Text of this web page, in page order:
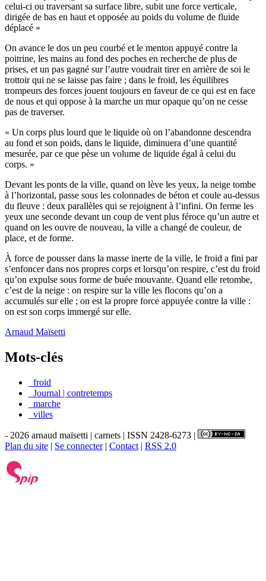
celui-ci ou traversant sa surface libre, subit une force verticale,
dirigée de bas en haut et opposée au poids du volume de fluide
déplacé »
On avance le dos un peu courbé et le menton appuyé contre la
poitrine, les mains au fond des poches en recherche de plus de
prises, et un pas gagné sur l’autre voudrait tirer en arrière de soi le
trottoir qui ne se laisse pas faire ; dans le froid, les équilibres
trompeurs des forces jouent toujours en faveur de ce qui est en face
de nous et qui oppose à la marche un mur opaque qu’on ne cesse
pas de traverser.
« Un corps plus lourd que le liquide où on l’abandonne descendra
au fond et son poids, dans le liquide, diminuera d’une quantité
mesurée, par ce que pèse un volume de liquide égal à celui du
corps. »
Devant les ponts de la ville, quand on lève les yeux, la neige tombe
à l’horizontal, passe sous les colonnades de béton et coule au-dessus
du fleuve : deux parallèles qui se rejoignent à l’infini. On ferme les
yeux une seconde devant un coup de vent plus féroce qu’un autre et
quand on les ouvre de nouveau, la ville a changé de couleur, de
place, et de forme.
À force de pousser dans la masse inerte de la ville, le froid a fini par
s’enfoncer dans nos propres corps et lorsqu’on respire, c’est du froid
qu’on expulse sous forme de buée mouvante. Quand elle retombe,
c’est de la neige : on respire sur la ville les flocons qu’on a
accumulés sur elle ; on est la propre force appuyée contre la ville :
on est son corps immergé sur elle.
Arnaud Maïsetti
Mots-clés
_froid
_Journal | contretemps
_marche
_villes
- 2026 arnaud maïsetti | carnets | ISSN 2428-6273 |
Plan du site | Se connecter| Contact | RSS 2.0